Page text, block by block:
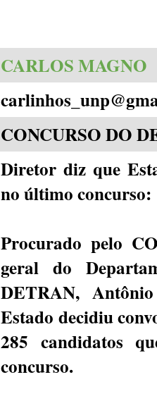
CARLOS MAGNO
CONCURSO DO
Diretor diz que
no último concurso:
Procurado pelo
geral do
DETRAN,
Estado decidiu
285 candidatos
concurso.